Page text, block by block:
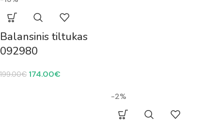
Balansinis tiltukas
092980
199.00€ 174.00€
-2%